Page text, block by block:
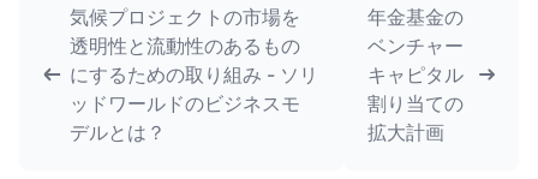
気候プロジェクトの市場を
透明性と流動性のあるもの
にするための取り組み - ソリ
ッドワールドのビジネスモ
デルとは？
年金基金の
ベンチャー
キャピタル
割り当ての
拡大計画